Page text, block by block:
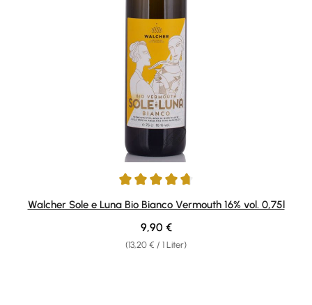
Durchschnittliche Bewertung von 4.83 von 5 Sternen
Walcher Sole e Luna Bio Bianco Vermouth 16% vol. 0,75l
(13,20 € / 1 Liter)
Regulärer Preis:
9,90 €